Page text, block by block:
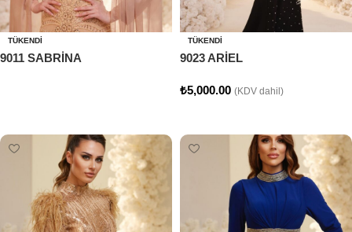
TÜKENDI
9011 SABRİNA
TÜKENDI
9023 ARİEL
₺5,000.00 (KDV dahil)